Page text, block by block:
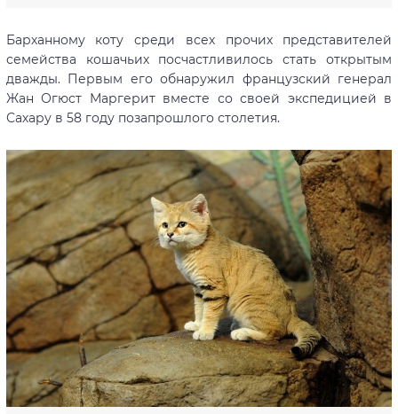
Барханному коту среди всех прочих представителей
семейства кошачьих посчастливилось стать открытым
дважды. Первым его обнаружил французский генерал
Жан Огюст Маргерит вместе со своей экспедицией в
Сахару в 58 году позапрошлого столетия.